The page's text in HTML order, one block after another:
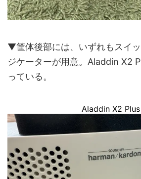
▼筐体後部には、いずれもスイ
ジケーターが用意。Aladdin X2
っている。
Aladdin X2 Plus